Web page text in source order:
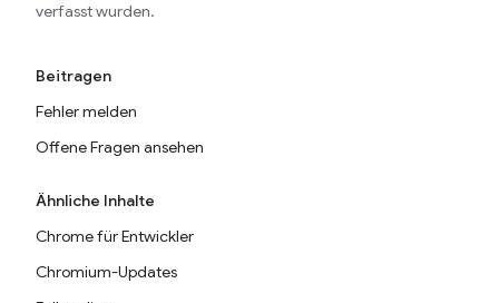
verfasst wurden.
Beitragen
Fehler melden
Offene Fragen ansehen
Ähnliche Inhalte
Chrome für Entwickler
Chromium-Updates